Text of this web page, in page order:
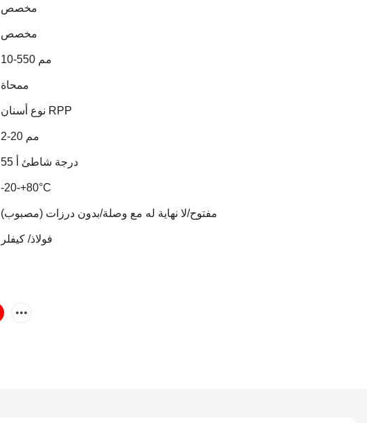
مخصص
مخصص
10-550 مم
ممحاة
نوع أسنان RPP
2-20 مم
55 درجة شاطئ أ
-20-+80°C
مفتوح/لا نهاية له مع وصلة/بدون درزات (مصبوب)
فولاذ/ كيفلر